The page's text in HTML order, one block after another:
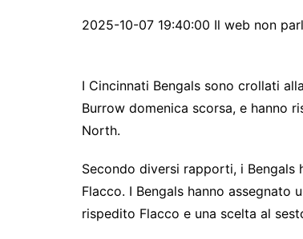
2025-10-07 19:40:00 Il web non
I Cincinnati Bengals sono crollati
Burrow domenica scorsa, e hanno
North.
Secondo diversi rapporti, i
Flacco. I Bengals hanno assegnato
rispedito Flacco e una scelta al